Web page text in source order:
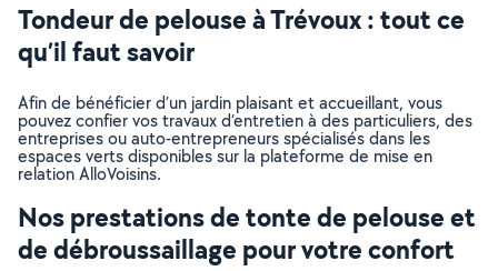
Tondeur de pelouse à Trévoux : tout ce
qu’il faut savoir
Afin de bénéficier d’un jardin plaisant et accueillant, vous
pouvez confier vos travaux d’entretien à des particuliers, des
entreprises ou auto-entrepreneurs spécialisés dans les
espaces verts disponibles sur la plateforme de mise en
relation AlloVoisins.
Nos prestations de tonte de pelouse et
de débroussaillage pour votre confort